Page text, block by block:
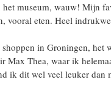
museum, wauw! Mijn
vooral eten. Heel
in Groningen, het
Max Thea, waar ik
ik dit wel veel leuker dan